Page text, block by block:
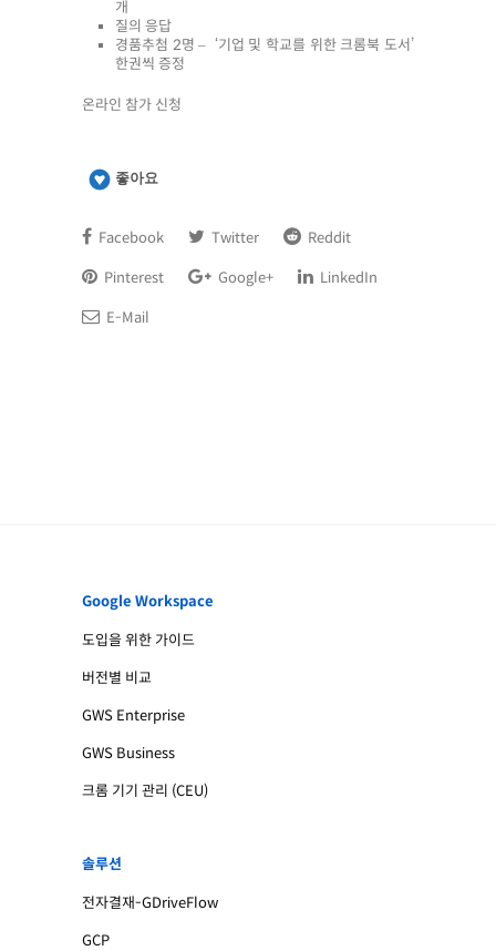
개
질의 응답
경품추첨 2명 – ‘기업 및 학교를 위한 크롬북 도서’
한권씩 증정
온라인 참가 신청
좋아요
Facebook Twitter Reddit
Pinterest Google+ LinkedIn
E-Mail
Google Workspace
도입을 위한 가이드
버전별 비교
GWS Enterprise
GWS Business
크롬 기기 관리 (CEU)
솔루션
전자결재-GDriveFlow
GCP